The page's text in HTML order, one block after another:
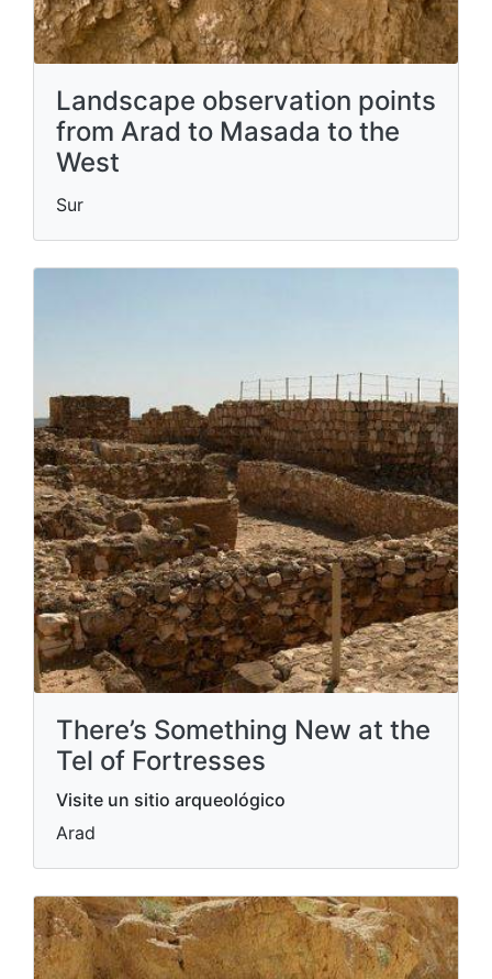
Landscape observation points
from Arad to Masada to the
West
Sur
There’s Something New at the
Tel of Fortresses
Visite un sitio arqueológico
Arad